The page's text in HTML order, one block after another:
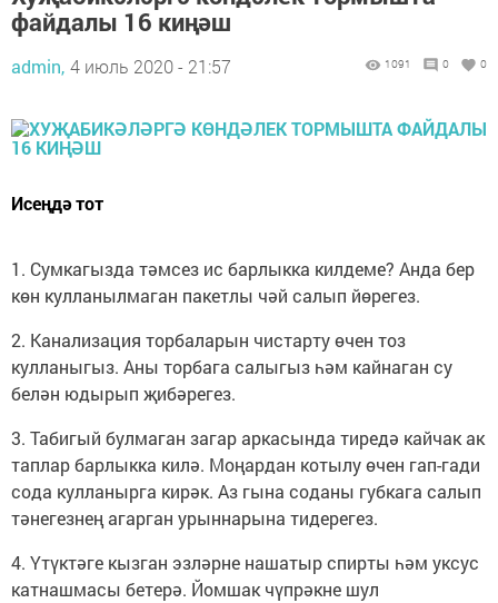
файдалы 16 киңәш
admin, 4 июль 2020 - 21:57 1091 0 0
Исеңдә тот
1. Сумкагызда тәмсез ис барлыкка килдеме? Анда бер
көн кулланылмаган пакетлы чәй салып йөрегез.
2. Канализация торбаларын чистарту өчен тоз
кулланыгыз. Аны торбага салыгыз һәм кайнаган су
белән юдырып җибәрегез.
3. Табигый булмаган загар аркасында тиредә кайчак ак
таплар барлыкка килә. Моңардан котылу өчен гап-гади
сода кулланырга кирәк. Аз гына соданы губкага салып
тәнегезнең агарган урыннарына тидерегез.
4. Үтүктәге кызган эзләрне нашатыр спирты һәм уксус
катнашмасы бетерә. Йомшак чүпрәкне шул